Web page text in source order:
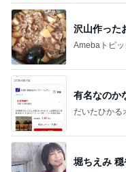
沢山作った
Amebaトピッ
有名なのか
だいたひかる
堀ちえみ